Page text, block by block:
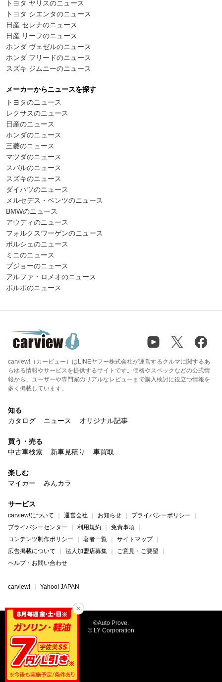
トヨタ ヤリスのニュース
トヨタ シエンタのニュース
日産 セレナのニュース
日産 リーフのニュース
ホンダ ヴェゼルのニュース
ホンダ フリードのニュース
スズキ ジムニーのニュース
メーカーからニュースを探す
トヨタのニュース
レクサスのニュース
日産のニュース
ホンダのニュース
三菱のニュース
マツダのニュース
スバルのニュース
スズキのニュース
ダイハツのニュース
メルセデス・ベンツのニュース
BMWのニュース
アウディのニュース
フォルクスワーゲンのニュース
ポルシェのニュース
ミニのニュース
プジョーのニュース
アルファ・ロメオのニュース
ボルボのニュース
carview!（カービュー）はLINEヤフー株式会社が運営するクルマに関するあ
らゆる情報やサービスを提供するサイトです。価格やスペックなどの公式情
報から、ユーザーや専門家のリアルなレビューまで購入検討に役立つ情報を
多く掲載しています。
知る
カタログ
ニュース オリジナル記事
買う・売る
中古車検索
新車見積り 車買取
楽しむ
マイカー
みんカラ
サービス
carview!について 運営会社 お知らせ
プライバシーポリシー
プライバシーセンター
利用規約
免責事項
コンテンツ制作ポリシー
著者一覧
サイトマップ
広告掲載について
法人加盟店募集
ご意見・ご要望
ヘルプ・お問い合わせ
carview! Yahoo! JAPAN
©Auto Prove.
© LY Corporation